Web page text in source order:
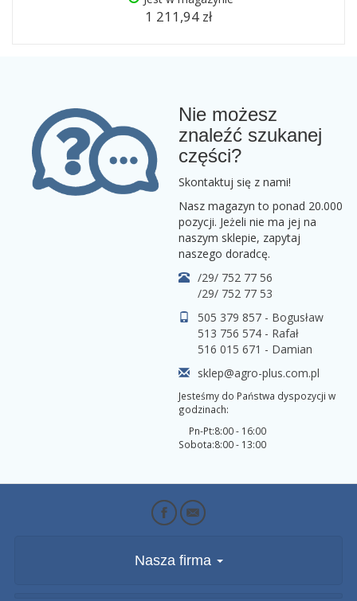
1 211,94 zł
Nie możesz
znaleźć szukanej
części?
Skontaktuj się z nami!
Nasz magazyn to ponad 20.000
pozycji. Jeżeli nie ma jej na
naszym sklepie, zapytaj
naszego doradcę.
/29/ 752 77 56
/29/ 752 77 53
505 379 857 - Bogusław
513 756 574 - Rafał
516 015 671 - Damian
sklep@agro-plus.com.pl
Jesteśmy do Państwa dyspozycji w
godzinach:
Pn-Pt:
Sobota:
8:00 - 16:00
8:00 - 13:00
Nasza firma